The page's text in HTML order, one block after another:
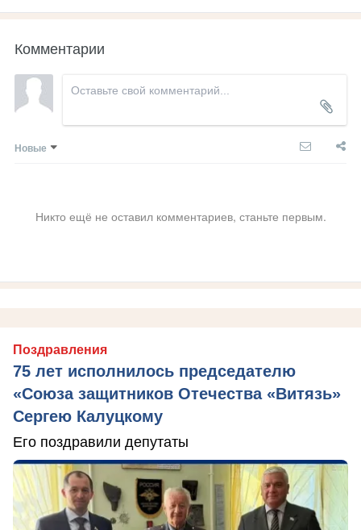
Комментарии
Новые
Никто ещё не оставил комментариев, станьте первым.
Поздравления
75 лет исполнилось председателю
«Союза защитников Отечества «Витязь»
Сергею Калуцкому
Его поздравили депутаты